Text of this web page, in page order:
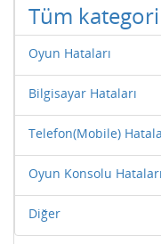
Tüm
Oyun Hataları
Bilgisayar Hataları
Telefon(Mobile)
Oyun Konsolu Hataları
Diğer